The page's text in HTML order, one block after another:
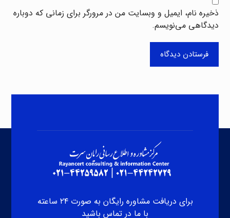
ذخیره نام، ایمیل و وبسایت من در مرورگر برای زمانی که دوباره
دیدگاهی می‌نویسم.
فرستادن دیدگاه
برای دریافت مشاوره رایگان به صورت ۲۴ ساعته
با ما در تماس باشید